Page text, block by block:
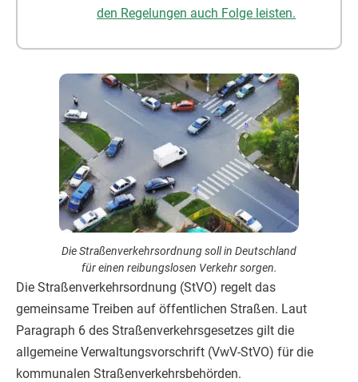
den Regelungen auch Folge leisten.
Die Straßenverkehrsordnung soll in Deutschland
für einen reibungslosen Verkehr sorgen.
Die Straßenverkehrsordnung (StVO) regelt das
gemeinsame Treiben auf öffentlichen Straßen. Laut
Paragraph 6 des Straßenverkehrsgesetzes gilt die
allgemeine Verwaltungsvorschrift (VwV-StVO) für die
kommunalen Straßenverkehrsbehörden.